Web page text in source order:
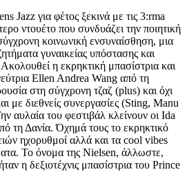
Jazz για φέτος ξεκινά με τις 3:rma
ντουέτο που συνδυάζει την ποιητική
κοινωνική ενσυναίσθηση, μια
γυναικείας υπόστασης και
η εκρηκτική μπασίστρια και
Ellen Andrea Wang από τη
στη σύγχρονη τζαζ (plus) και όχι
με διεθνείς συνεργασίες (Sting, Manu
αυλαία του φεστιβάλ κλείνουν οι Ida
τη Δανία. Όχημά τους το εκρηκτικό
ηχορυθμοί αλλά και τα cool vibes
Το όνομα της Nielsen, άλλωστε,
η δεξιοτέχνις μπασίστρια του Prince